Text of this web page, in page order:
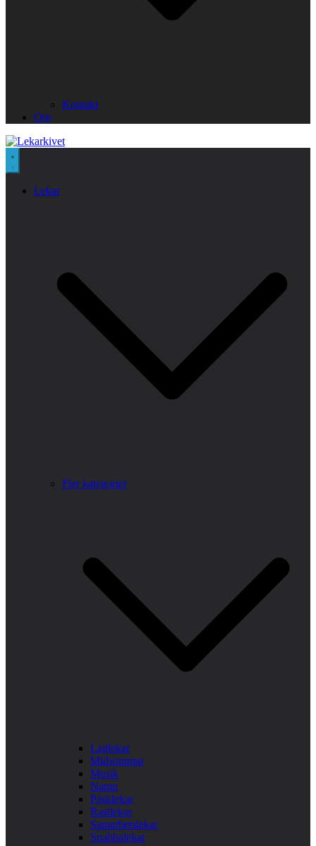
Kontakt
Om
Lekar
Fler kategorier
Laglekar
Midsommar
Musik
Namn
Påsklekar
Rastlekar
Samarbetslekar
Snabbalekar